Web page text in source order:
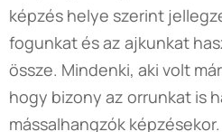
képzés helye szerint
fogunkat és az ajkunkat
össze. Mindenki, aki volt
hogy bizony az orrunkat is
mássalhangzók